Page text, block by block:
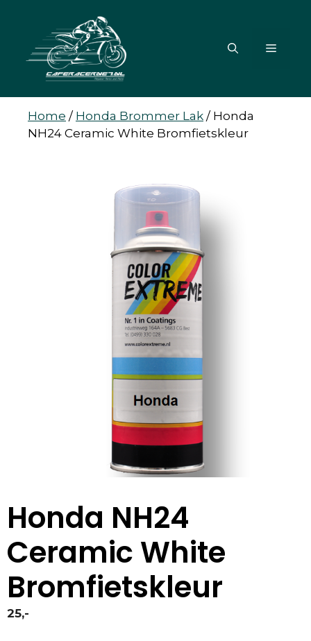
inhoud
MENU
Home / Honda Brommer Lak / Honda
NH24 Ceramic White Bromfietskleur
Honda NH24
Ceramic White
Bromfietskleur
25,-